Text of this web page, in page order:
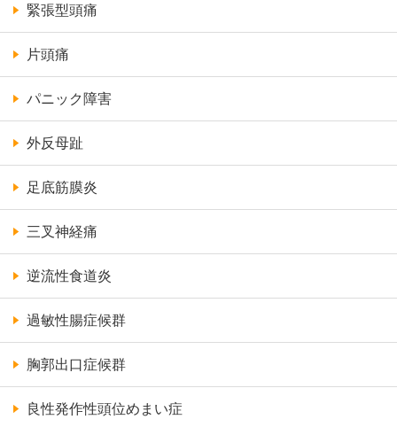
緊張型頭痛
片頭痛
パニック障害
外反母趾
足底筋膜炎
三叉神経痛
逆流性食道炎
過敏性腸症候群
胸郭出口症候群
良性発作性頭位めまい症